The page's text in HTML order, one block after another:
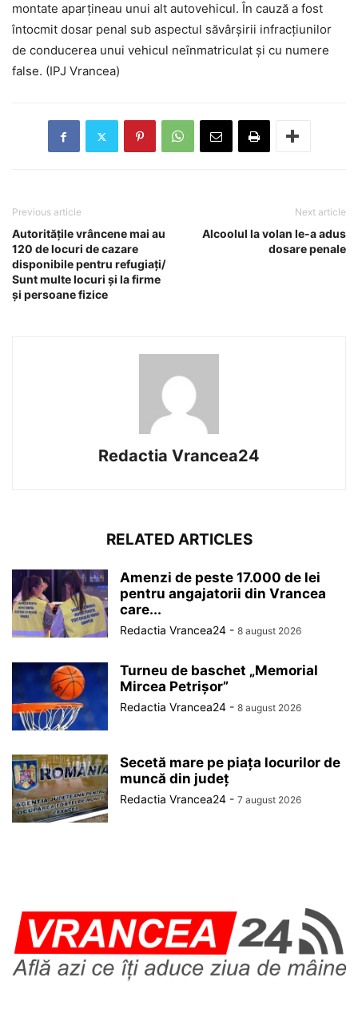
montate aparțineau unui alt autovehicul. În cauză a fost
întocmit dosar penal sub aspectul săvârșirii infracțiunilor
de conducerea unui vehicul neînmatriculat și cu numere
false. (IPJ Vrancea)
Previous article
Autoritățile vrâncene mai au
120 de locuri de cazare
disponibile pentru refugiați/
Sunt multe locuri și la firme
și persoane fizice
Next article
Alcoolul la volan le-a adus
dosare penale
Redactia Vrancea24
RELATED ARTICLES
Amenzi de peste 17.000 de lei
pentru angajatorii din Vrancea
care...
Redactia Vrancea24 - 8 august 2026
Turneu de baschet „Memorial
Mircea Petrișor”
Redactia Vrancea24 - 8 august 2026
Secetă mare pe piața locurilor de
muncă din județ
Redactia Vrancea24 - 7 august 2026